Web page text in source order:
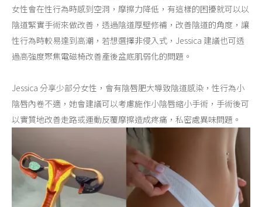
女性會在性行為時感到空洞，摩擦力降低，有這樣的困擾就可以以
陰道緊實手術來做改善，透過陰道厚壁修補，改善陰道的角度，讓
性行為時較易達到高潮，若想選擇非侵入式，Jessica 建議也可透
過高強度聚焦電磁椅改善產後盆底肌弱化的問題。
Jessica 分享少部分女性，會有陰唇肥大導致陰道感染，性行為小
陰唇內卷不適，她會建議可以考慮施作小陰唇縮小手術，手術後可
以實質地改善走路或運動反覆摩擦造成疼痛，私密處異味問題。